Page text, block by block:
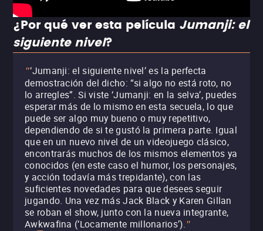
¿Por qué ver esta película Jumanji: el
siguiente nivel?
"‘Jumanji: el siguiente nivel’ es la perfecta
demostración del dicho: “si algo no está roto, no
lo arregles”. Si viste ‘Jumanji: en la selva’, puedes
esperar más de lo mismo en esta secuela, lo que
puede ser algo muy bueno o muy repetitivo,
dependiendo de si te gustó la primera parte. Igual
que en un nuevo nivel de un videojuego clásico,
encontrarás muchos de los mismos elementos ya
conocidos (en este caso el humor, los personajes,
y acción todavía más trepidante), con las
suficientes novedades para que desees seguir
jugando. Una vez más Jack Black y Karen Gillan
se roban el show, junto con la nueva integrante,
Awkwafina (‘Locamente millonarios’)."